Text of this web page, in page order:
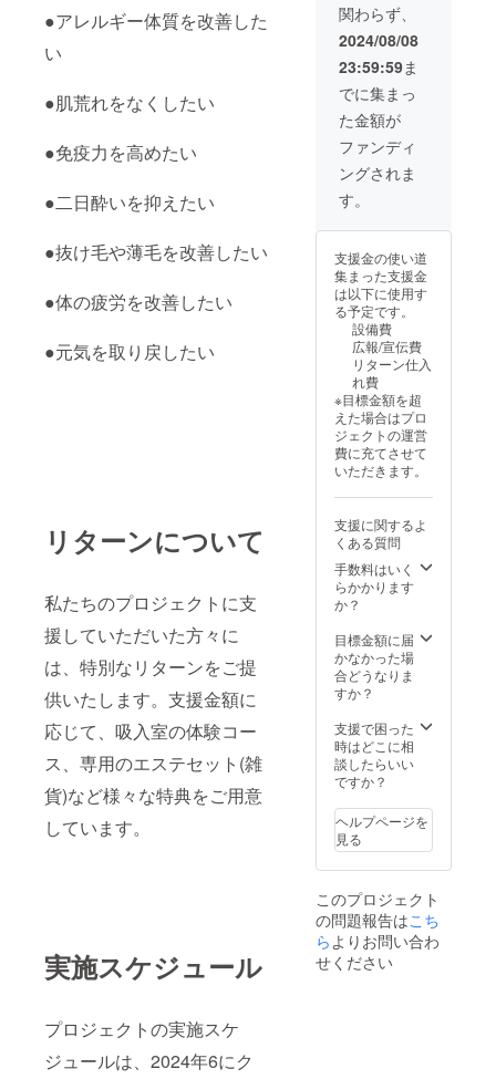
●アレルギー体質を改善した
い
●肌荒れをなくしたい
●免疫力を高めたい
●二日酔いを抑えたい
●抜け毛や薄毛を改善したい
●体の疲労を改善したい
●元気を取り戻したい
リターンについて
私たちのプロジェクトに支
援していただいた方々に
は、特別なリターンをご提
供いたします。支援金額に
応じて、吸入室の体験コー
ス、専用のエステセット(雑
貨)など様々な特典をご用意
しています。
実施スケジュール
プロジェクトの実施スケ
ジュールは、2024年6にク
関わらず、
2024/08/08
23:59:59ま
でに集まっ
た金額が
ファンディ
ングされま
す。
支援金の使い道
集まった支援金
は以下に使用す
る予定です。
設備費
広報/宣伝費
リターン仕入
れ費
※目標金額を超
えた場合はプロ
ジェクトの運営
費に充てさせて
いただきます。
支援に関するよ
くある質問
手数料はいく
らかかります
か？
目標金額に届
かなかった場
合どうなりま
すか？
支援で困った
時はどこに相
談したらいい
ですか？
ヘルプページを
見る
このプロジェクト
の問題報告はこち
らよりお問い合わ
せください